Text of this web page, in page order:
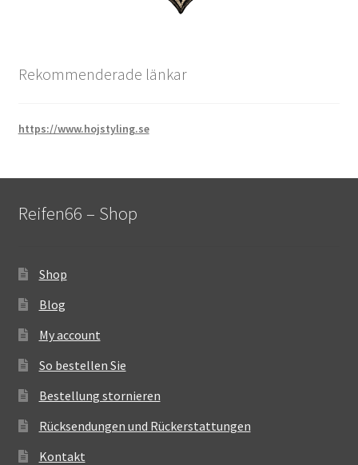
Rekommenderade länkar
https://www.hojstyling.se
Reifen66 – Shop
Shop
Blog
My account
So bestellen Sie
Bestellung stornieren
Rücksendungen und Rückerstattungen
Kontakt